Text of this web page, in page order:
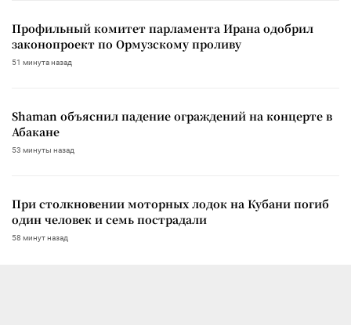
Профильный комитет парламента Ирана одобрил
законопроект по Ормузскому проливу
51 минута назад
Shaman объяснил падение ограждений на концерте в
Абакане
53 минуты назад
При столкновении моторных лодок на Кубани погиб
один человек и семь пострадали
58 минут назад